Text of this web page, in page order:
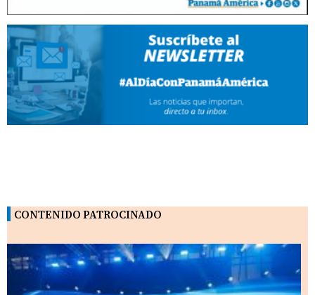
CONTENIDO PATROCINADO